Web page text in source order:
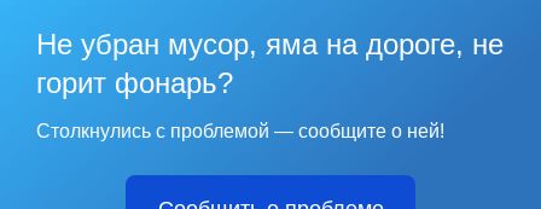
Не убран мусор, яма на дороге, не
горит фонарь?
Столкнулись с проблемой — сообщите о ней!